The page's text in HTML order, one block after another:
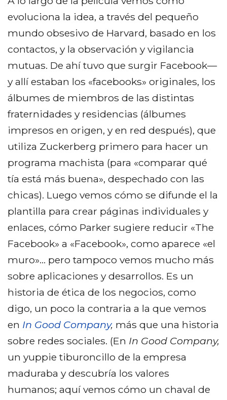
evoluciona la idea, a través del pequeño
mundo obsesivo de Harvard, basado en los
contactos, y la observación y vigilancia
mutuas. De ahí tuvo que surgir Facebook—
y allí estaban los «facebooks» originales, los
álbumes de miembros de las distintas
fraternidades y residencias (álbumes
impresos en origen, y en red después), que
utiliza Zuckerberg primero para hacer un
programa machista (para «comparar qué
tía está más buena», despechado con las
chicas). Luego vemos cómo se difunde el la
plantilla para crear páginas individuales y
enlaces, cómo Parker sugiere reducir «The
Facebook» a «Facebook», como aparece «el
muro»… pero tampoco vemos mucho más
sobre aplicaciones y desarrollos. Es un
historia de ética de los negocios, como
digo, un poco la contraria a la que vemos
en In Good Company, más que una historia
sobre redes sociales. (En In Good Company,
un yuppie tiburoncillo de la empresa
maduraba y descubría los valores
humanos; aquí vemos cómo un chaval de